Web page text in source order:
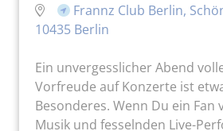
Frannz Club Berlin,
10435 Berlin
Ein unvergesslicher Abend
Vorfreude auf Konzerte ist
Besonderes. Wenn Du ein
Musik und fesselnden Live-